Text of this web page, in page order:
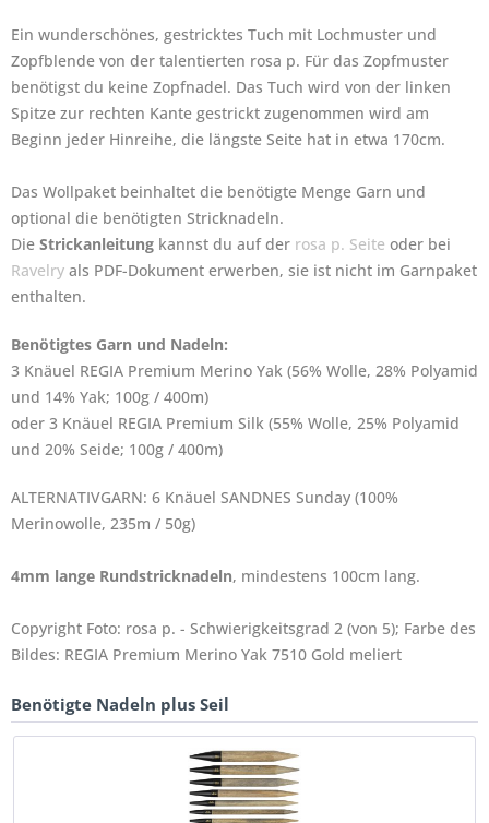
Ein wunderschönes, gestricktes Tuch mit Lochmuster und
Zopfblende von der talentierten rosa p. Für das Zopfmuster
benötigst du keine Zopfnadel. Das Tuch wird von der linken
Spitze zur rechten Kante gestrickt zugenommen wird am
Beginn jeder Hinreihe, die längste Seite hat in etwa 170cm.
Das Wollpaket beinhaltet die benötigte Menge Garn und
optional die benötigten Stricknadeln.
Die Strickanleitung kannst du auf der rosa p. Seite oder bei
Ravelry als PDF-Dokument erwerben, sie ist nicht im Garnpaket
enthalten.
Benötigtes Garn und Nadeln:
3 Knäuel REGIA Premium Merino Yak (56% Wolle, 28% Polyamid
und 14% Yak; 100g / 400m)
oder 3 Knäuel REGIA Premium Silk (55% Wolle, 25% Polyamid
und 20% Seide; 100g / 400m)
ALTERNATIVGARN: 6 Knäuel SANDNES Sunday (100%
Merinowolle, 235m / 50g)
4mm lange Rundstricknadeln, mindestens 100cm lang.
Copyright Foto: rosa p. - Schwierigkeitsgrad 2 (von 5); Farbe des
Bildes: REGIA Premium Merino Yak 7510 Gold meliert
Benötigte Nadeln plus Seil